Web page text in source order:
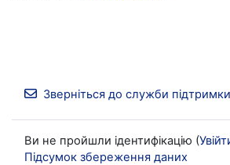
Зверніться до служби
Ви не пройшли ідентифікацію (
Підсумок збереження даних